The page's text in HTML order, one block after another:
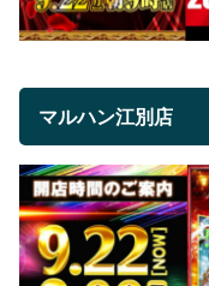
マルハン江別店